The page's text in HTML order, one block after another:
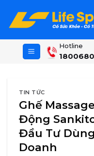
content
Hotline
TIN TỨC
Ghế
Động
Đầu Tư
Doanh